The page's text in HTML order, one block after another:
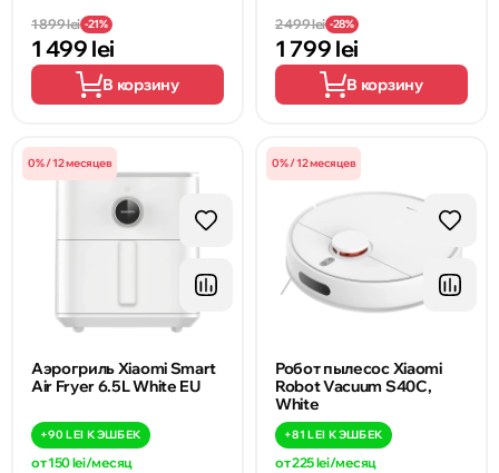
1 499 lei
1 899 lei -21%
В корзину
1 799 lei
2 499 lei -28%
В корзину
0% / 12 месяцев
Аэрогриль Xiaomi Smart
Air Fryer 6.5L White EU
+90 LEI КЭШБЕК
от 150 lei/месяц
0% / 12 месяцев
Робот пылесос Xiaomi
Robot Vacuum S40C,
White
+81 LEI КЭШБЕК
от 225 lei/месяц